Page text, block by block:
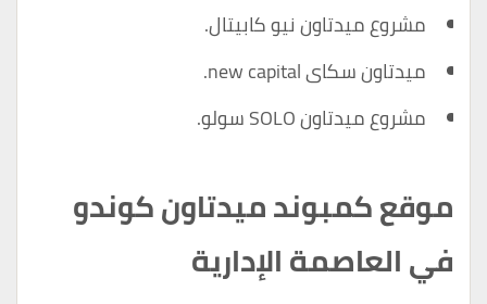
مشروع ميدتاون نيو كابيتال.
ميدتاون سكاى new capital.
مشروع ميدتاون SOLO سولو.
موقع كمبوند ميدتاون كوندو
في العاصمة الإدارية